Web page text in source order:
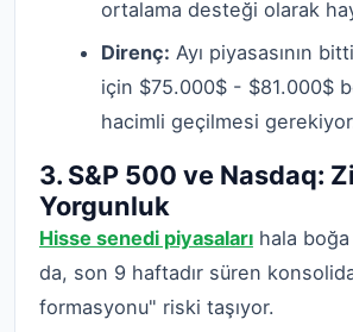
ortalama desteği olarak
Direnç: Ayı piyasasının
için $75.000$ - $81.000$
hacimli geçilmesi
3. S&P 500 ve Nasdaq:
Yorgunluk
Hisse senedi piyasaları hala
da, son 9 haftadır süren
formasyonu" riski taşıyor.